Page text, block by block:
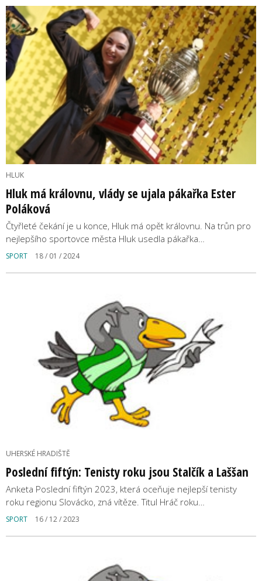
HLUK
Hluk má královnu, vlády se ujala pákařka Ester
Poláková
Čtyřleté čekání je u konce, Hluk má opět královnu. Na trůn pro
nejlepšího sportovce města Hluk usedla pákařka…
SPORT 18 / 01 / 2024
UHERSKÉ HRADIŠTĚ
Poslední fiftýn: Tenisty roku jsou Stalčík a Laššan
Anketa Poslední fiftýn 2023, která oceňuje nejlepší tenisty
roku regionu Slovácko, zná vítěze. Titul Hráč roku…
SPORT 16 / 12 / 2023